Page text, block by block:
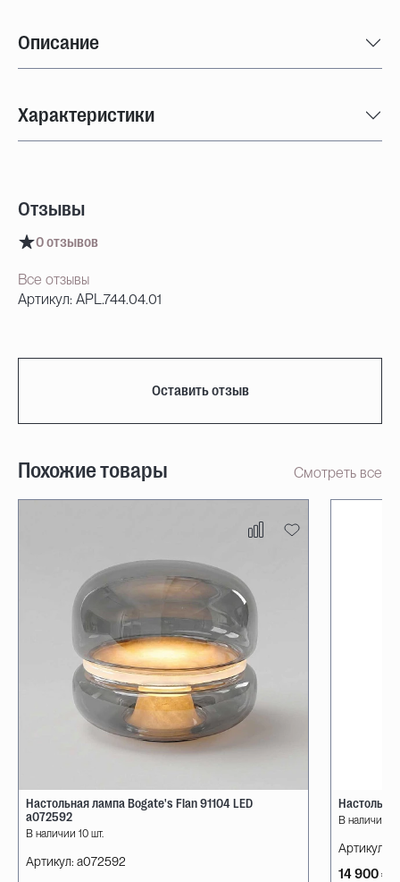
Описание
Характеристики
Отзывы
0 отзывов
Все отзывы
Артикул: APL.744.04.01
Оставить отзыв
Похожие товары Смотреть все
Настольная лампа Bogate's Flan 91104 LED
a072592
В наличии 10 шт.
Артикул: a072592
В наличии
Артикул:
14 900 ₽